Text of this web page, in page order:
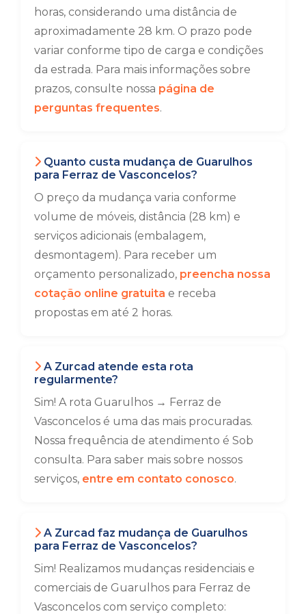
horas, considerando uma distância de
aproximadamente 28 km. O prazo pode
variar conforme tipo de carga e condições
da estrada. Para mais informações sobre
prazos, consulte nossa página de
perguntas frequentes.
Quanto custa mudança de Guarulhos
para Ferraz de Vasconcelos?
O preço da mudança varia conforme
volume de móveis, distância (28 km) e
serviços adicionais (embalagem,
desmontagem). Para receber um
orçamento personalizado, preencha nossa
cotação online gratuita e receba
propostas em até 2 horas.
A Zurcad atende esta rota
regularmente?
Sim! A rota Guarulhos → Ferraz de
Vasconcelos é uma das mais procuradas.
Nossa frequência de atendimento é Sob
consulta. Para saber mais sobre nossos
serviços, entre em contato conosco.
A Zurcad faz mudança de Guarulhos
para Ferraz de Vasconcelos?
Sim! Realizamos mudanças residenciais e
comerciais de Guarulhos para Ferraz de
Vasconcelos com serviço completo: